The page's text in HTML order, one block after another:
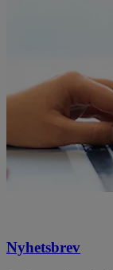
Nyhetsbrev